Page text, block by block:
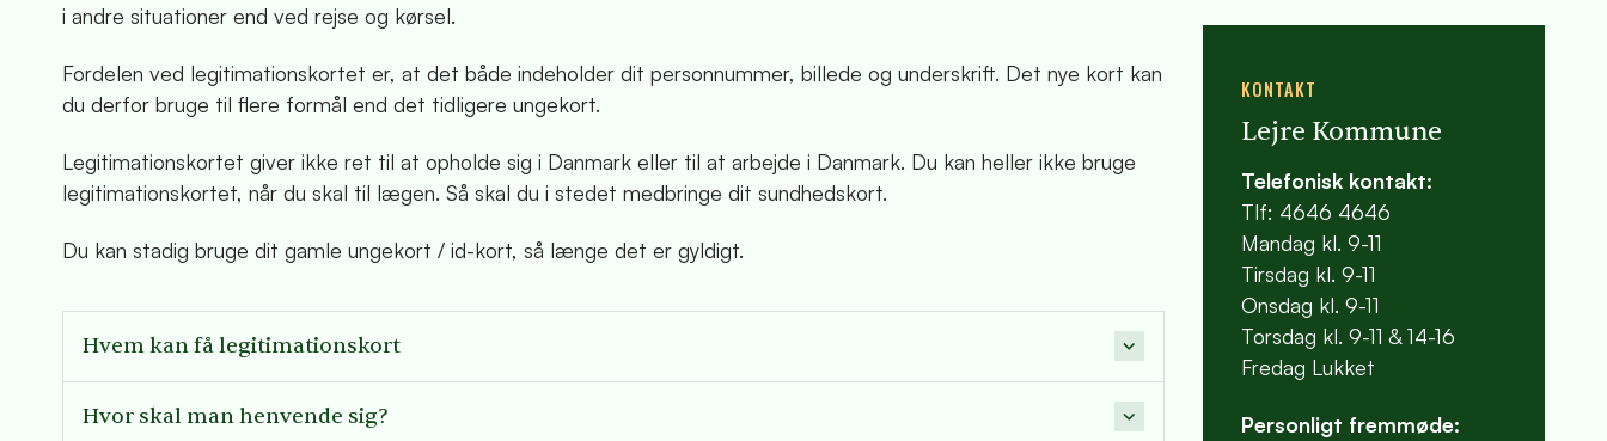
i andre situationer end ved rejse og kørsel.
Fordelen ved legitimationskortet er, at det både indeholder dit personnummer, billede og underskrift. Det nye kort kan
du derfor bruge til flere formål end det tidligere ungekort.
Legitimationskortet giver ikke ret til at opholde sig i Danmark eller til at arbejde i Danmark. Du kan heller ikke bruge
legitimationskortet, når du skal til lægen. Så skal du i stedet medbringe dit sundhedskort.
Du kan stadig bruge dit gamle ungekort / id-kort, så længe det er gyldigt.
Hvem kan få legitimationskort
Hvor skal man henvende sig?
KONTAKT
Lejre Kommune
Telefonisk kontakt:
Tlf: 4646 4646
Mandag kl. 9-11
Tirsdag kl. 9-11
Onsdag kl. 9-11
Torsdag kl. 9-11 & 14-16
Fredag Lukket
Personligt fremmøde: